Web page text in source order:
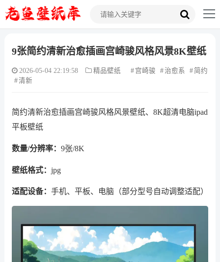
9张简约清新治愈插画宫崎骏风格风景8K壁纸
2026-05-04 22:19:58 精品壁纸 宫崎骏 治愈系
简约
清新
简约清新治愈插画宫崎骏风格风景壁纸、8K超清电脑ipad
平板壁纸
数量/分辨率： 9张/8K
壁纸格式： jpg
适配设备： 手机、平板、电脑（部分型号自动调整适配）